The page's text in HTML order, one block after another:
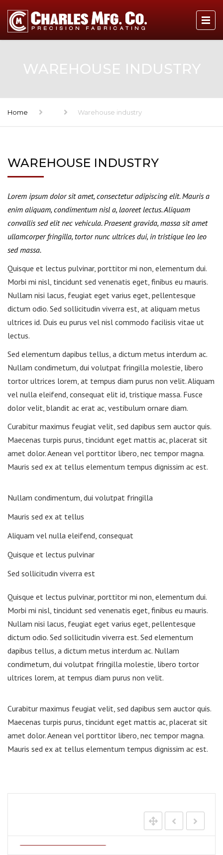
WAREHOUSE INDUSTRY
Home Warehouse industry
WAREHOUSE INDUSTRY
Lorem ipsum dolor sit amet, consectetur adipiscing elit. Mauris a
enim aliquam, condimentum nisl a, laoreet lectus. Aliquam
convallis sed elit nec vehicula. Praesent gravida, massa sit amet
ullamcorper fringilla, tortor nunc ultrices dui, in tristique leo leo
sed massa.
Quisque et lectus pulvinar, porttitor mi non, elementum dui.
Morbi mi nisl, tincidunt sed venenatis eget, finibus eu mauris.
Nullam nisi lacus, feugiat eget varius eget, pellentesque
dictum odio. Sed sollicitudin viverra est, at aliquam metus
ultrices id. Duis eu purus vel nisl commodo facilisis vitae ut
lectus.
Sed elementum dapibus tellus, a dictum metus interdum ac.
Nullam condimetum, dui volutpat fringilla molestie, libero
tortor ultrices lorem, at tempus diam purus non velit. Aliquam
vel nulla eleifend, consequat elit id, tristique massa. Fusce
dolor velit, blandit ac erat ac, vestibulum ornare diam.
Curabitur maximus feugiat velit, sed dapibus sem auctor quis.
Maecenas turpis purus, tincidunt eget mattis ac, placerat sit
amet dolor. Aenean vel porttitor libero, nec tempor magna.
Mauris sed ex at tellus elementum tempus dignissim ac est.
Nullam condimentum, dui volutpat fringilla
Mauris sed ex at tellus
Aliquam vel nulla eleifend, consequat
Quisque et lectus pulvinar
Sed sollicitudin viverra est
Quisque et lectus pulvinar, porttitor mi non, elementum dui.
Morbi mi nisl, tincidunt sed venenatis eget, finibus eu mauris.
Nullam nisi lacus, feugiat eget varius eget, pellentesque
dictum odio. Sed sollicitudin viverra est. Sed elementum
dapibus tellus, a dictum metus interdum ac. Nullam
condimetum, dui volutpat fringilla molestie, libero tortor
ultrices lorem, at tempus diam purus non velit.
Curabitur maximus feugiat velit, sed dapibus sem auctor quis.
Maecenas turpis purus, tincidunt eget mattis ac, placerat sit
amet dolor. Aenean vel porttitor libero, nec tempor magna.
Mauris sed ex at tellus elementum tempus dignissim ac est.